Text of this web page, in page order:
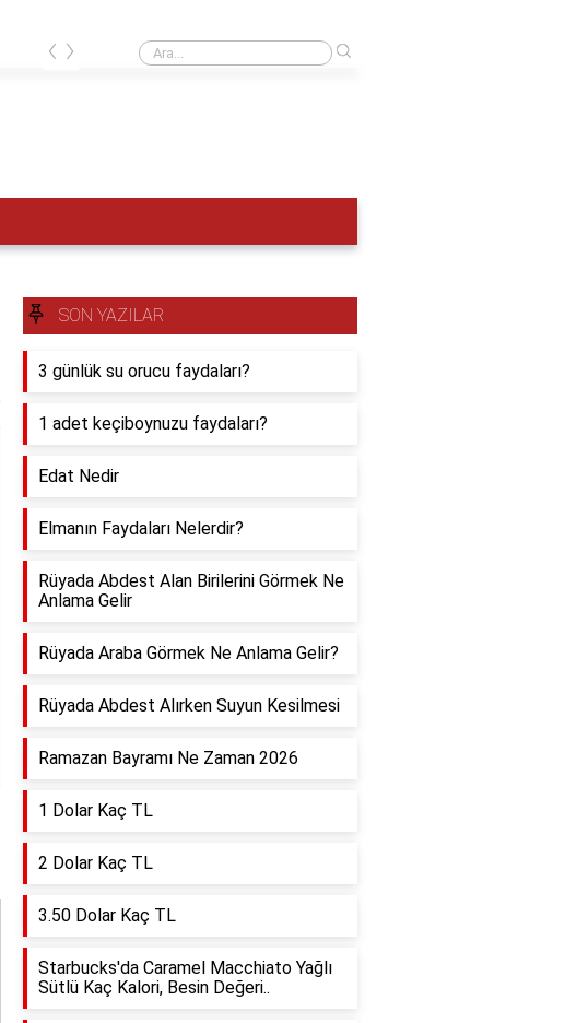
Mehmet Emin Yurdakul'un iki kıtalık şiiri nedir?
‹ ›
SON YAZILAR
3 günlük su orucu faydaları?
1 adet keçiboynuzu faydaları?
Edat Nedir
Elmanın Faydaları Nelerdir?
Rüyada Abdest Alan Birilerini Görmek Ne
Anlama Gelir
Rüyada Araba Görmek Ne Anlama Gelir?
Rüyada Abdest Alırken Suyun Kesilmesi
Ramazan Bayramı Ne Zaman 2026
1 Dolar Kaç TL
2 Dolar Kaç TL
3.50 Dolar Kaç TL
Starbucks'da Caramel Macchiato Yağlı
Sütlü Kaç Kalori, Besin Değeri..